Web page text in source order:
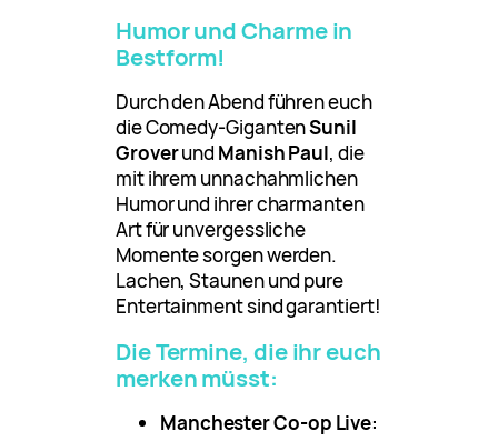
Humor und Charme in
Bestform!
Durch den Abend führen euch
die Comedy-GigantenSunil
Groverund Manish Paul, die
mit ihrem unnachahmlichen
Humor und ihrer charmanten
Art für unvergessliche
Momente sorgen werden.
Lachen, Staunen und pure
Entertainment sind garantiert!
Die Termine, die ihr euch
merken müsst:
Manchester Co-op Live: